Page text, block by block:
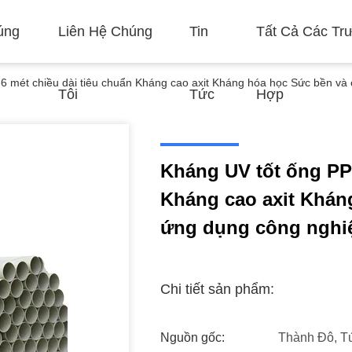
Liên Hệ Chúng
Tôi
Tin
Tức
Tất Cả Các
Hợp
mét chiều dài tiêu chuẩn Kháng cao axit Kháng hóa học Sức bền
Kháng UV tốt ống
Kháng cao axit
ứng dụng công
Chi tiết sản phẩm:
Nguồn gốc: Thành Đô,